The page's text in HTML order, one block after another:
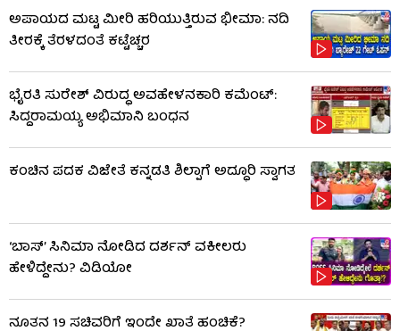
ಅಪಾಯದ ಮಟ್ಟ ಮೀರಿ ಹರಿಯುತ್ತಿರುವ ಭೀಮಾ: ನದಿ
ತೀರಕ್ಕೆ ತೆರಳದಂತೆ ಕಟ್ಟೆಚ್ಚರ
ಭೈರತಿ ಸುರೇಶ್ ವಿರುದ್ಧ ಅವಹೇಳನಕಾರಿ ಕಮೆಂಟ್:
ಸಿದ್ದರಾಮಯ್ಯ ಅಭಿಮಾನಿ ಬಂಧನ
ಕಂಚಿನ ಪದಕ ವಿಜೇತೆ ಕನ್ನಡತಿ ಶಿಲ್ಪಾಗೆ ಅದ್ಧೂರಿ ಸ್ವಾಗತ
‘ಬಾಸ್’ ಸಿನಿಮಾ ನೋಡಿದ ದರ್ಶನ್ ವಕೀಲರು
ಹೇಳಿದ್ದೇನು? ವಿಡಿಯೋ
ನೂತನ 19 ಸಚಿವರಿಗೆ ಇಂದೇ ಖಾತೆ ಹಂಚಿಕೆ?